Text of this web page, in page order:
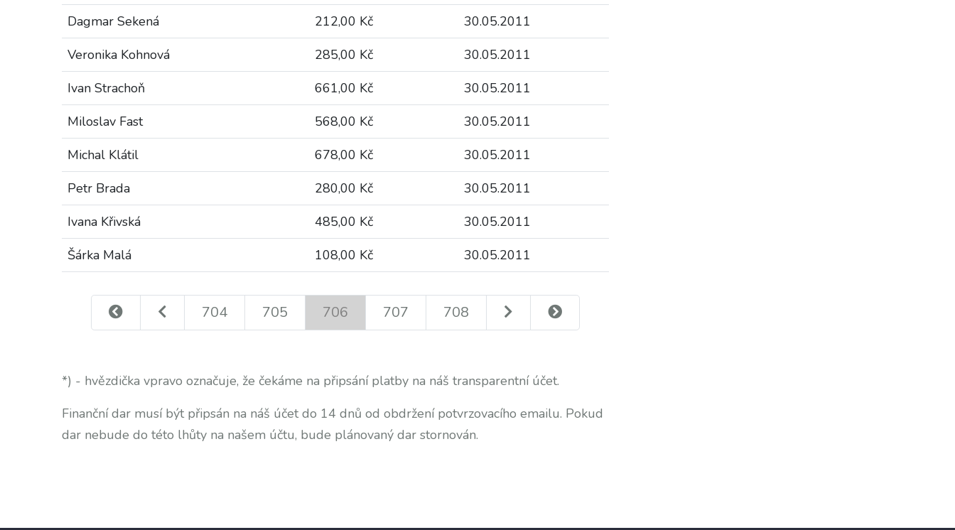
Dagmar Sekená
212,00 Kč
30.05.2011
Veronika Kohnová
285,00 Kč
30.05.2011
Ivan Strachoň
661,00 Kč
30.05.2011
Miloslav Fast
568,00 Kč
30.05.2011
Michal Klátil
678,00 Kč
30.05.2011
Petr Brada
280,00 Kč
30.05.2011
Ivana Křivská
485,00 Kč
30.05.2011
Šárka Malá
108,00 Kč 30.05.2011
704 705 706 707 708
*) - hvězdička vpravo označuje, že čekáme na připsání platby na náš transparentní účet.
Finanční dar musí být připsán na náš účet do 14 dnů od obdržení potvrzovacího emailu. Pokud
dar nebude do této lhůty na našem účtu, bude plánovaný dar stornován.